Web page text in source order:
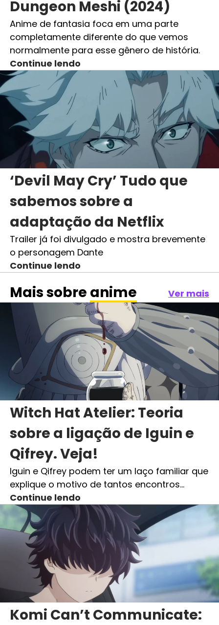
Dungeon Meshi (2024)
Anime de fantasia foca em uma parte
completamente diferente do que vemos
normalmente para esse gênero de história.
Continue lendo
‘Devil May Cry’ Tudo que
sabemos sobre a
adaptação da Netflix
Trailer já foi divulgado e mostra brevemente
o personagem Dante
Continue lendo
Mais sobre anime Ver mais
Witch Hat Atelier: Teoria
sobre a ligação de Iguin e
Qifrey. Veja!
Iguin e Qifrey podem ter um laço familiar que
explique o motivo de tantos encontros…
Continue lendo
Komi Can’t Communicate: